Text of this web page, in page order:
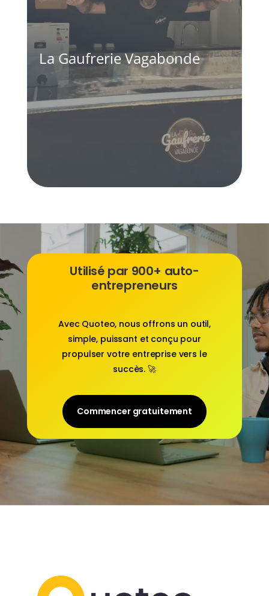
La Gaufrerie Vagabonde
Utilisé par 900+ auto-
entrepreneurs
Avec Quoteo, nous offrons un outil,
simple, puissant et conçu pour
propulser votre entreprise vers le
succès. 🚀
Commencer gratuitement